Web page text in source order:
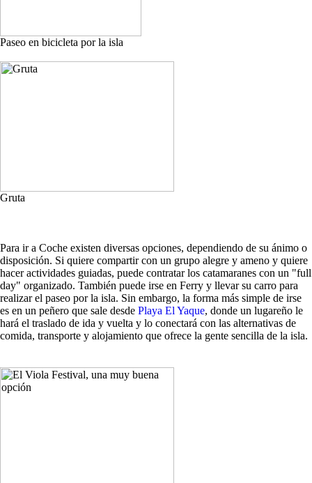
Paseo en bicicleta por la isla
Gruta
Para ir a Coche existen diversas opciones, dependiendo de su ánimo o
disposición. Si quiere compartir con un grupo alegre y ameno y quiere
hacer actividades guiadas, puede contratar los catamaranes con un "full
day" organizado. También puede irse en Ferry y llevar su carro para
realizar el paseo por la isla. Sin embargo, la forma más simple de irse
es en un peñero que sale desde Playa El Yaque, donde un lugareño le
hará el traslado de ida y vuelta y lo conectará con las alternativas de
comida, transporte y alojamiento que ofrece la gente sencilla de la isla.